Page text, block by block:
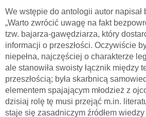
We wstępie do antologii autor napisał
„Warto zwrócić uwagę na fakt
tzw. bajarza-gawędziarza, który
informacji o przeszłości. Oczywiście
niepełna, najczęściej o charakterze
ale stanowiła swoisty łącznik między
przeszłością; była skarbnicą
elementem spajającym młodzież z
dzisiaj rolę tę musi przejąć m.in.
staje się zasadniczym źródłem wiedzy